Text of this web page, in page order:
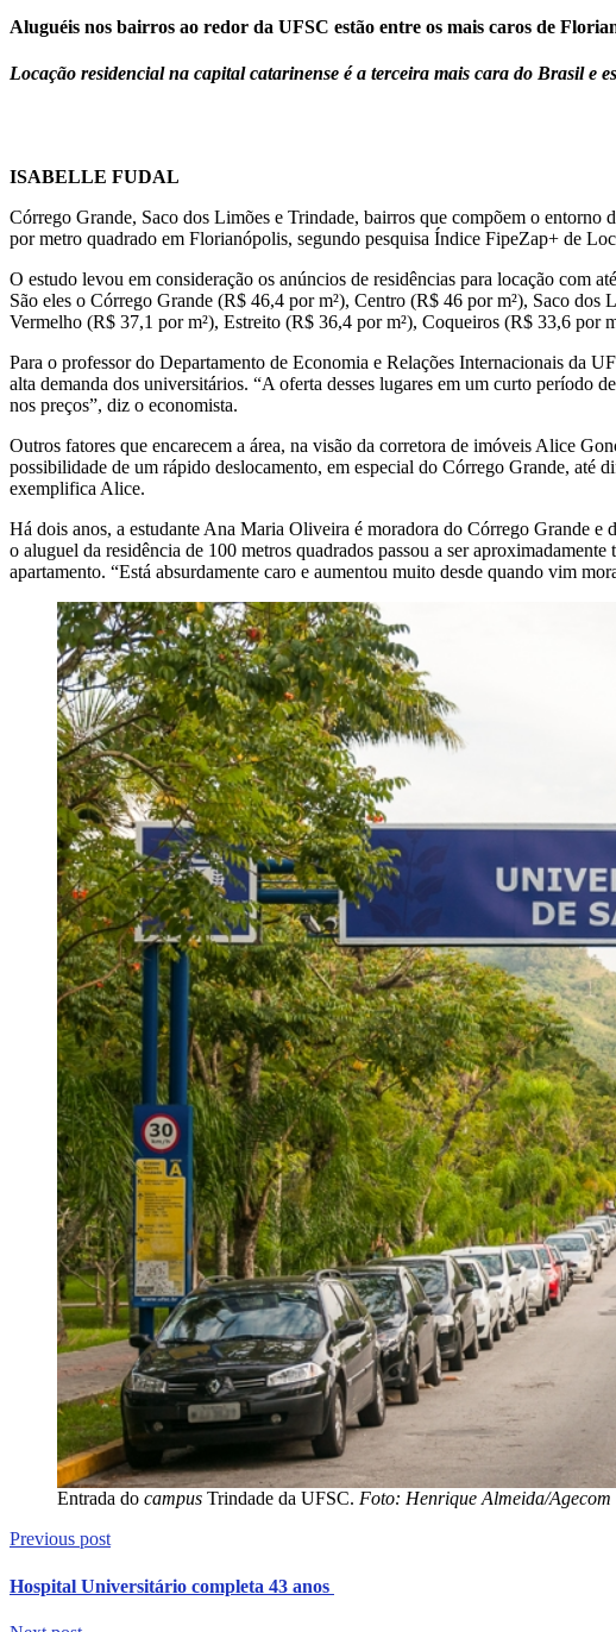
Aluguéis nos bairros ao redor da UFSC estão entre os mais caros de
Locação residencial na capital catarinense é a terceira mais cara do Brasil e
ISABELLE FUDAL
Córrego Grande, Saco dos Limões e Trindade, bairros que compõem o entorno
por metro quadrado em Florianópolis, segundo pesquisa Índice FipeZap+ de
O estudo levou em consideração os anúncios de residências para locação com
São eles o Córrego Grande (R$ 46,4 por m²), Centro (R$ 46 por m²), Saco
Vermelho (R$ 37,1 por m²), Estreito (R$ 36,4 por m²), Coqueiros (R$ 33,6 por
Para o professor do Departamento de Economia e Relações Internacionais da
alta demanda dos universitários. “A oferta desses lugares em um curto período
nos preços”, diz o economista.
Outros fatores que encarecem a área, na visão da corretora de imóveis Alice
possibilidade de um rápido deslocamento, em especial do Córrego Grande, até
exemplifica Alice.
Há dois anos, a estudante Ana Maria Oliveira é moradora do Córrego Grande e
o aluguel da residência de 100 metros quadrados passou a ser
apartamento. “Está absurdamente caro e aumentou muito desde quando vim
Entrada do campus Trindade da UFSC. Foto: Henrique Almeida/Agecom
Previous post
Hospital Universitário completa 43 anos